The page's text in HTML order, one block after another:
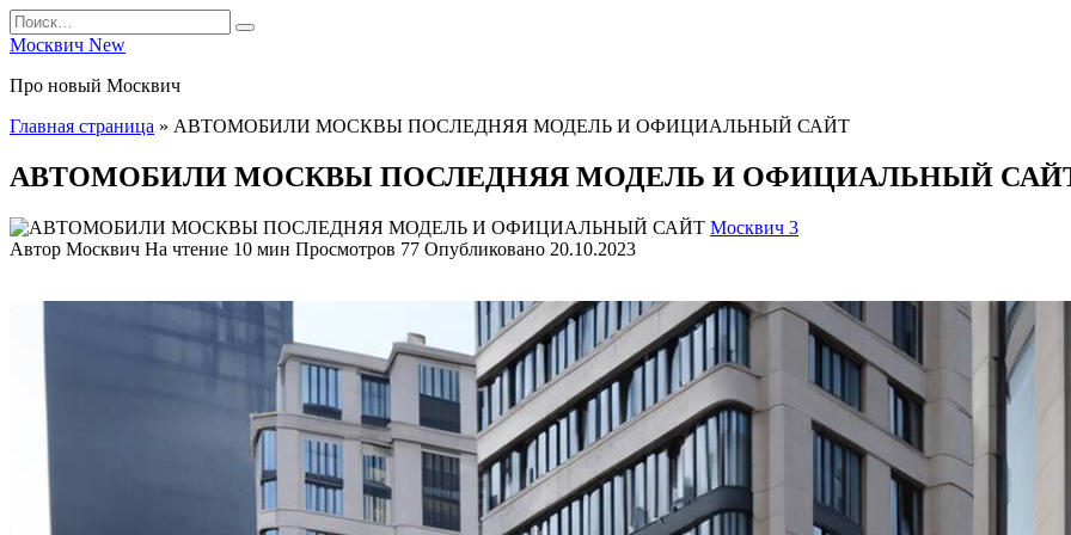
Перейти
к
Search
for:
Москвич New
Про новый Москвич
Главная страница » АВТОМОБИЛИ МОСКВЫ ПОСЛЕДНЯЯ МОДЕЛЬ И ОФИЦИАЛЬНЫЙ САЙТ
АВТОМОБИЛИ МОСКВЫ ПОСЛЕДНЯЯ МОДЕЛЬ И ОФИЦИАЛЬНЫЙ
Москвич 3
Автор Москвич На чтение 10 мин Просмотров 77 Опубликовано 20.10.2023